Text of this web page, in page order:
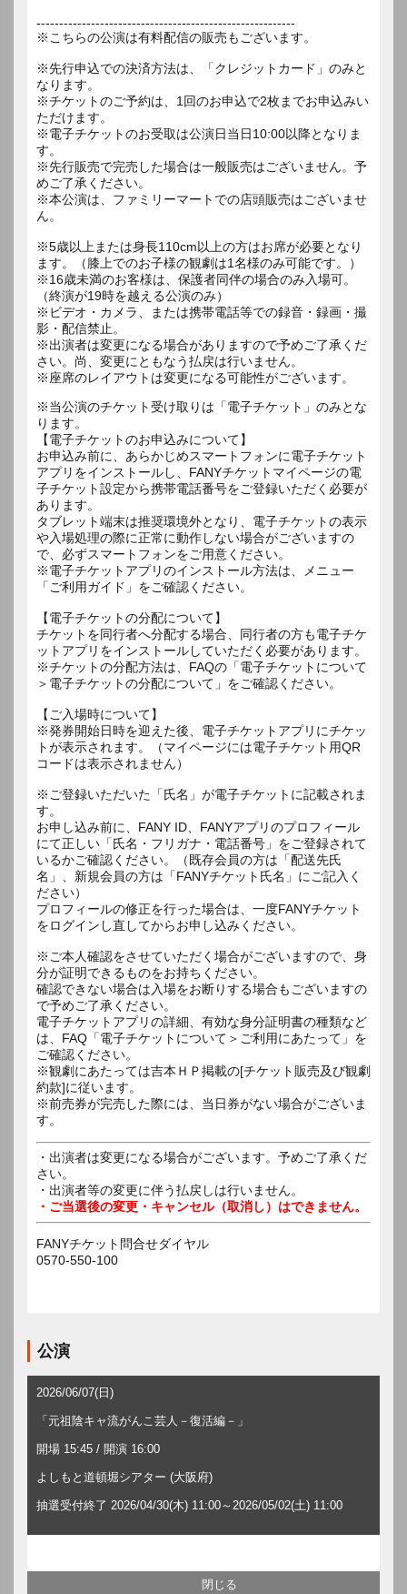
---------------------------------------------------------
※こちらの公演は有料配信の販売もございます。
※先行申込での決済方法は、「クレジットカード」のみと
なります。
※チケットのご予約は、1回のお申込で2枚までお申込みい
ただけます。
※電子チケットのお受取は公演日当日10:00以降となりま
す。
※先行販売で完売した場合は一般販売はございません。予
めご了承ください。
※本公演は、ファミリーマートでの店頭販売はございませ
ん。
※5歳以上または身長110cm以上の方はお席が必要となり
ます。（膝上でのお子様の観劇は1名様のみ可能です。）
※16歳未満のお客様は、保護者同伴の場合のみ入場可。
（終演が19時を越える公演のみ）
※ビデオ・カメラ、または携帯電話等での録音・録画・撮
影・配信禁止。
※出演者は変更になる場合がありますので予めご了承くだ
さい。尚、変更にともなう払戻は行いません。
※座席のレイアウトは変更になる可能性がございます。
※当公演のチケット受け取りは「電子チケット」のみとな
ります。
【電子チケットのお申込みについて】
お申込み前に、あらかじめスマートフォンに電子チケット
アプリをインストールし、FANYチケットマイページの電
子チケット設定から携帯電話番号をご登録いただく必要が
あります。
タブレット端末は推奨環境外となり、電子チケットの表示
や入場処理の際に正常に動作しない場合がございますの
で、必ずスマートフォンをご用意ください。
※電子チケットアプリのインストール方法は、メニュー
「ご利用ガイド」をご確認ください。
【電子チケットの分配について】
チケットを同行者へ分配する場合、同行者の方も電子チケ
ットアプリをインストールしていただく必要があります。
※チケットの分配方法は、FAQの「電子チケットについて
＞電子チケットの分配について」をご確認ください。
【ご入場時について】
※発券開始日時を迎えた後、電子チケットアプリにチケッ
トが表示されます。（マイページには電子チケット用QR
コードは表示されません）
※ご登録いただいた「氏名」が電子チケットに記載されま
す。
お申し込み前に、FANY ID、FANYアプリのプロフィール
にて正しい「氏名・フリガナ・電話番号」をご登録されて
いるかご確認ください。（既存会員の方は「配送先氏
名」、新規会員の方は「FANYチケット氏名」にご記入く
ださい）
プロフィールの修正を行った場合は、一度FANYチケット
をログインし直してからお申し込みください。
※ご本人確認をさせていただく場合がございますので、身
分が証明できるものをお持ちください。
確認できない場合は入場をお断りする場合もございますの
で予めご了承ください。
電子チケットアプリの詳細、有効な身分証明書の種類など
は、FAQ「電子チケットについて＞ご利用にあたって」を
ご確認ください。
※観劇にあたっては吉本ＨＰ掲載の[チケット販売及び観劇
約款]に従います。
※前売券が完売した際には、当日券がない場合がございま
す。
・出演者は変更になる場合がございます。予めご了承くだ
さい。
・出演者等の変更に伴う払戻しは行いません。
・ご当選後の変更・キャンセル（取消し）はできません。
FANYチケット問合せダイヤル
0570-550-100
公演
2026/06/07(日)
「元祖陰キャ流がんこ芸人－復活編－」
開場 15:45 / 開演 16:00
よしもと道頓堀シアター (大阪府)
抽選受付終了 2026/04/30(木) 11:00～2026/05/02(土) 11:00